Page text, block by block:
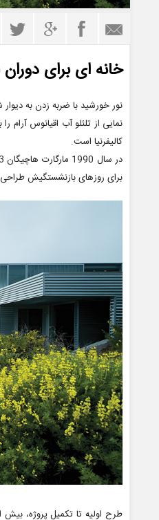
خانه ای برای
کالیفرنیا است.
برای روزهای بازنشستگیش
طرح اولیه تا تکمیل پروژه،